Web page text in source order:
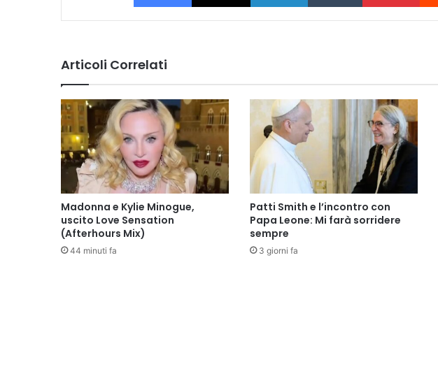
Articoli Correlati
Madonna e Kylie Minogue,
uscito Love Sensation
(Afterhours Mix)
44 minuti fa
Patti Smith e l’incontro con
Papa Leone: Mi farà sorridere
sempre
3 giorni fa